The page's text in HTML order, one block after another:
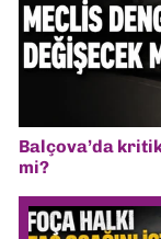
Balçova’da
mi?